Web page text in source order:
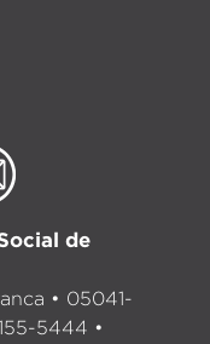
de
• 05041-
5444 •